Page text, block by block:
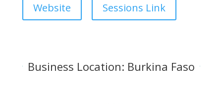
Website Sessions Link
Business Location: Burkina Faso